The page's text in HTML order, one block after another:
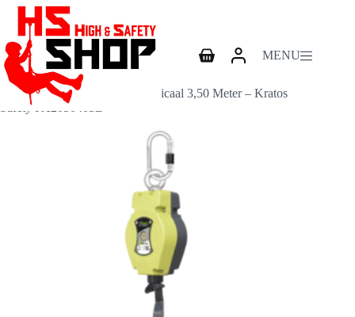
inhoud
WinkelwagenMENU
Home
Valblokken
Valblok Helixon Medium – Verticaal 3,50 Meter – Kratos
Safety FA2050403B